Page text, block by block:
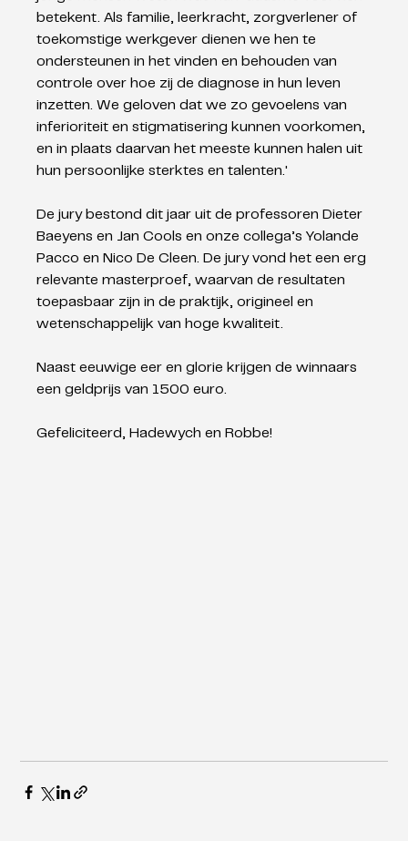
betekent. Als familie, leerkracht, zorgverlener of
toekomstige werkgever dienen we hen te
ondersteunen in het vinden en behouden van
controle over hoe zij de diagnose in hun leven
inzetten. We geloven dat we zo gevoelens van
inferioriteit en stigmatisering kunnen voorkomen,
en in plaats daarvan het meeste kunnen halen uit
hun persoonlijke sterktes en talenten.'
De jury bestond dit jaar uit de professoren Dieter
Baeyens en Jan Cools en onze collega’s Yolande
Pacco en Nico De Cleen. De jury vond het een erg
relevante masterproef, waarvan de resultaten
toepasbaar zijn in de praktijk, origineel en
wetenschappelijk van hoge kwaliteit.
Naast eeuwige eer en glorie krijgen de winnaars
een geldprijs van 1500 euro.
Gefeliciteerd, Hadewych en Robbe!